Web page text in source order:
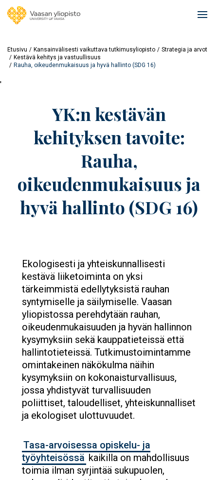
Etusivu Kansainvälisesti vaikuttava tutkimusyliopisto
Strategia ja arvot
Kestävä kehitys ja vastuullisuus
Rauha, oikeudenmukaisuus ja hyvä hallinto (SDG 16)
'
YK:n kestävän
kehityksen tavoite:
Rauha,
oikeudenmukaisuus ja
hyvä hallinto (SDG 16)
Ekologisesti ja yhteiskunnallisesti
kestävä liiketoiminta on yksi
tärkeimmistä edellytyksistä rauhan
syntymiselle ja säilymiselle. Vaasan
yliopistossa perehdytään rauhan,
oikeudenmukaisuuden ja hyvän hallinnon
kysymyksiin sekä kauppatieteissä että
hallintotieteissä. Tutkimustoimintamme
omintakeinen näkökulma näihin
kysymyksiin on kokonaisturvallisuus,
jossa yhdistyvät turvallisuuden
poliittiset, taloudelliset, yhteiskunnalliset
ja ekologiset ulottuvuudet.
Tasa-arvoisessa opiskelu- ja
työyhteisössä kaikilla on mahdollisuus
toimia ilman syrjintää sukupuolen,